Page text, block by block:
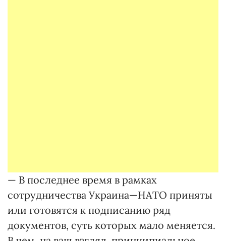
— В последнее время в рамках
сотрудничества Украина—НАТО приняты
или готовятся к подписанию ряд
документов, суть которых мало меняется.